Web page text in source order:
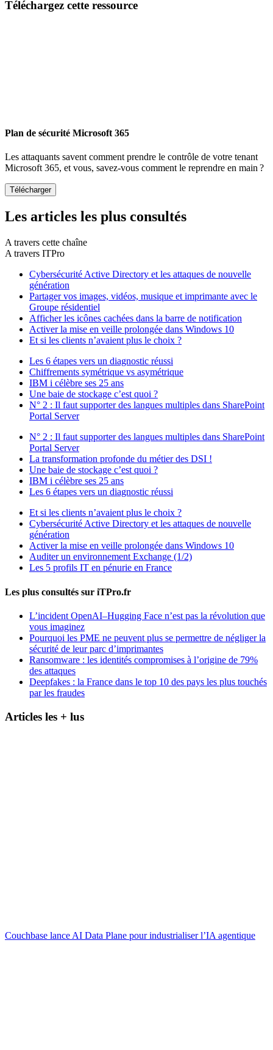
Téléchargez cette ressource
Plan de sécurité Microsoft 365
Les attaquants savent comment prendre le contrôle de votre tenant
Microsoft 365, et vous, savez-vous comment le reprendre en main ?
Les articles les plus consultés
A travers cette chaîne
A travers ITPro
Cybersécurité Active Directory et les attaques de nouvelle
génération
Partager vos images, vidéos, musique et imprimante avec le
Groupe résidentiel
Afficher les icônes cachées dans la barre de notification
Activer la mise en veille prolongée dans Windows 10
Et si les clients n’avaient plus le choix ?
Les 6 étapes vers un diagnostic réussi
Chiffrements symétrique vs asymétrique
IBM i célèbre ses 25 ans
Une baie de stockage c’est quoi ?
N° 2 : Il faut supporter des langues multiples dans SharePoint
Portal Server
N° 2 : Il faut supporter des langues multiples dans SharePoint
Portal Server
La transformation profonde du métier des DSI !
Une baie de stockage c’est quoi ?
IBM i célèbre ses 25 ans
Les 6 étapes vers un diagnostic réussi
Et si les clients n’avaient plus le choix ?
Cybersécurité Active Directory et les attaques de nouvelle
génération
Activer la mise en veille prolongée dans Windows 10
Auditer un environnement Exchange (1/2)
Les 5 profils IT en pénurie en France
Les plus consultés sur iTPro.fr
L’incident OpenAI–Hugging Face n’est pas la révolution que
vous imaginez
Pourquoi les PME ne peuvent plus se permettre de négliger la
sécurité de leur parc d’imprimantes
Ransomware : les identités compromises à l’origine de 79%
des attaques
Deepfakes : la France dans le top 10 des pays les plus touchés
par les fraudes
Articles les + lus
Couchbase lance AI Data Plane pour industrialiser l’IA agentique